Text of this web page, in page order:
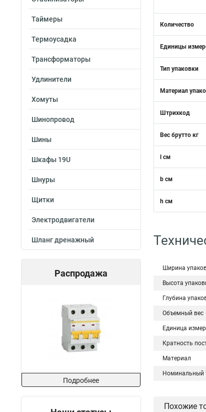
Таймеры
Термоусадка
Трансформаторы
Удлинители
Хомуты
Шинопровод
Шины
Шкафы 19U
Шнуры
Щитки
Электродвигатели
Шланг дренажный
Распродажа
Подробнее
Количество
Единицы
Тип упаковки
Материал
Штрихкод
Вес брутто кг
l см
b см
h см
Ширина
Высота
Глубина
Объемный вес
Единица
Кратность
Материал
Номинальный
Похожие